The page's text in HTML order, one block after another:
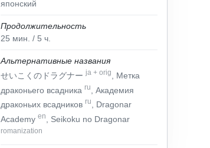
японский
Продолжительность
25 мин. / 5 ч.
Альтернативные названия
せいこくのドラグナーja + orig
, Метка
драконьего всадника ru
, Академия
драконьих всадников ru
, Dragonar
Academy en , Seikoku no Dragonar
romanization